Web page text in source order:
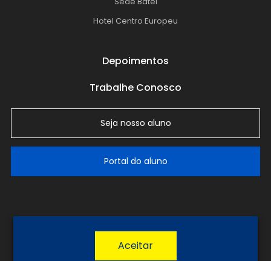
Hotel Centro Europeu
Depoimentos
Trabalhe Conosco
Seja nosso aluno
Portal do aluno
Política de Privacidade